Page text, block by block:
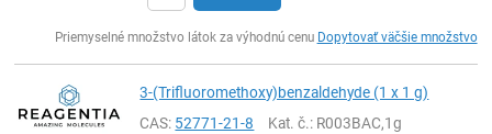
Priemyselné množstvo látok za výhodnú cenu Dopytovať väčšie množstvo
3-(Trifluoromethoxy)benzaldehyde (1 x 1 g)
CAS: 52771-21-8 Kat. č.: R003BAC,1g